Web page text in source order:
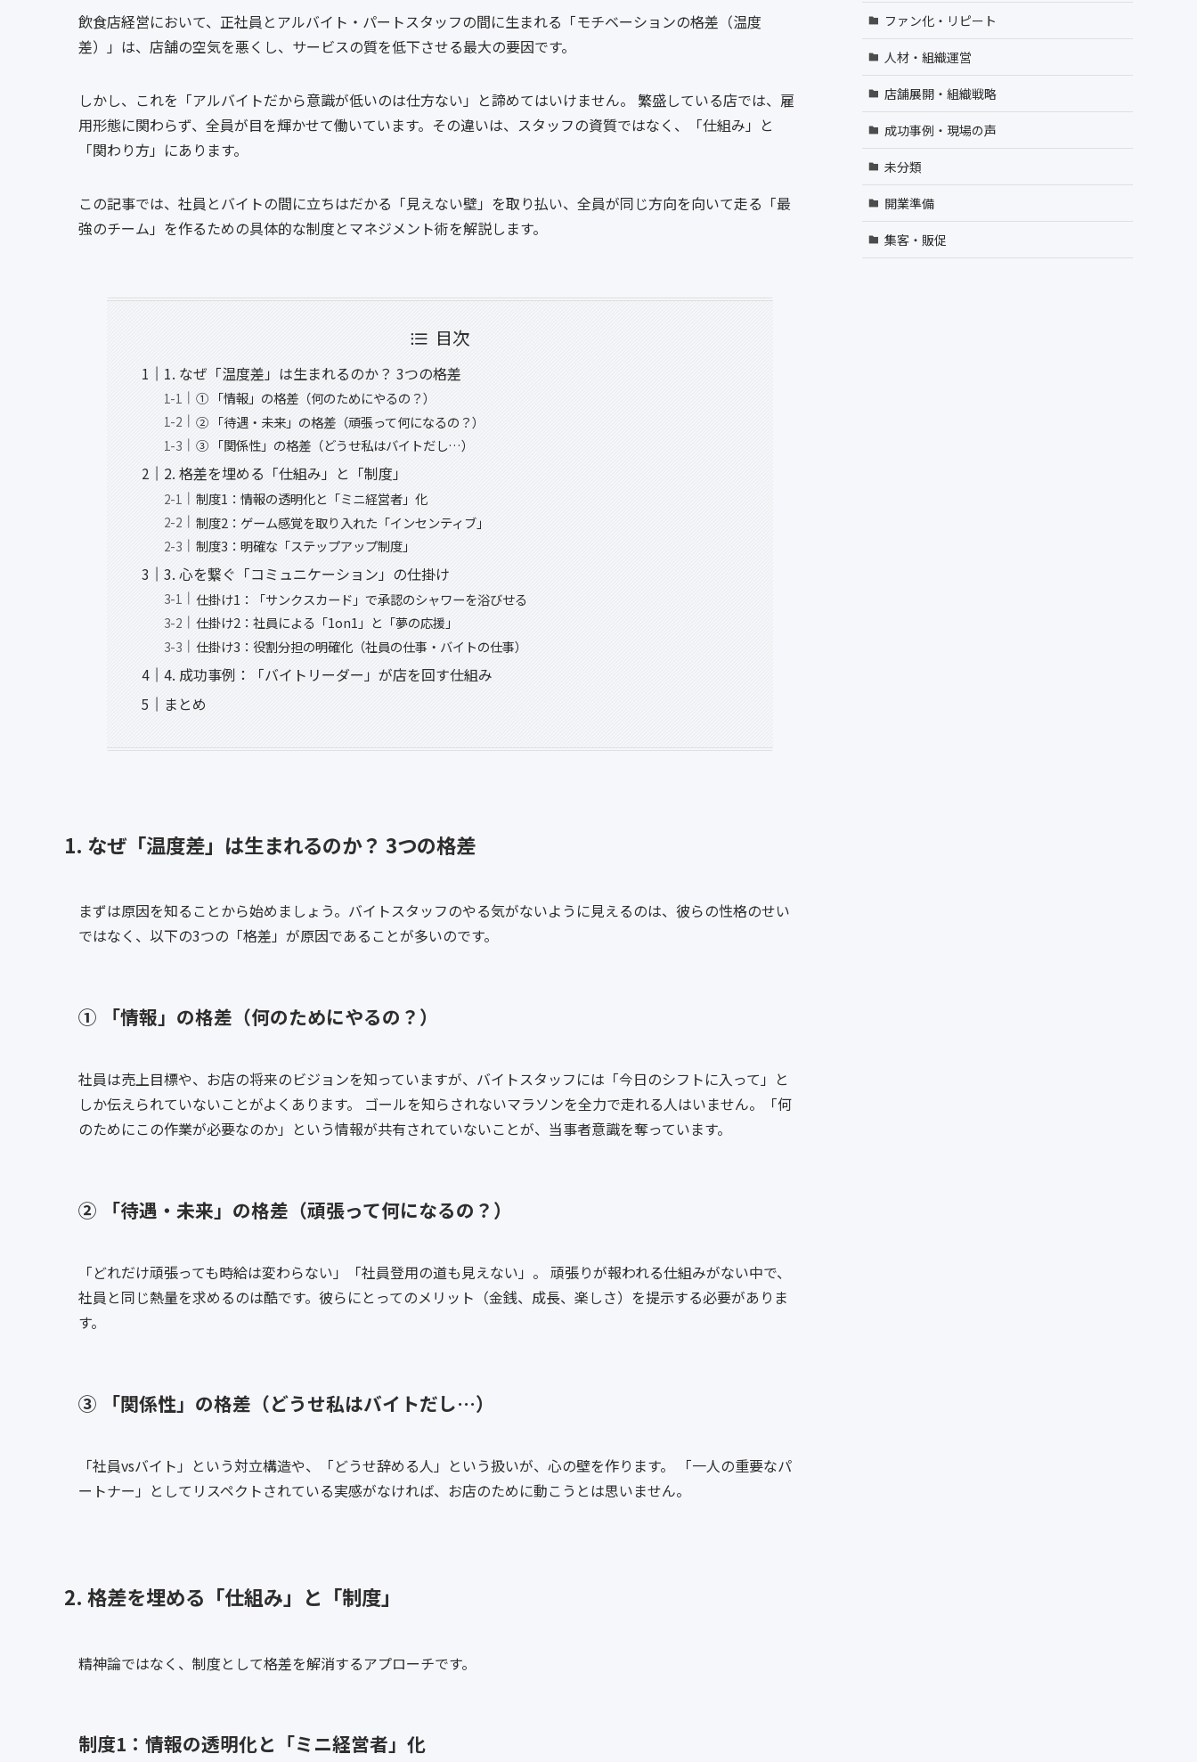
飲食店経営において、正社員とアルバイト・パートスタッフの間に生まれる「モチベーションの格差（温度
差）」は、店舗の空気を悪くし、サービスの質を低下させる最大の要因です。
しかし、これを「アルバイトだから意識が低いのは仕方ない」と諦めてはいけません。 繁盛している店では、雇
用形態に関わらず、全員が目を輝かせて働いています。その違いは、スタッフの資質ではなく、「仕組み」と
「関わり方」にあります。
この記事では、社員とバイトの間に立ちはだかる「見えない壁」を取り払い、全員が同じ方向を向いて走る「最
強のチーム」を作るための具体的な制度とマネジメント術を解説します。
目次
1. なぜ「温度差」は生まれるのか？ 3つの格差
① 「情報」の格差（何のためにやるの？）
② 「待遇・未来」の格差（頑張って何になるの？）
③ 「関係性」の格差（どうせ私はバイトだし…）
2. 格差を埋める「仕組み」と「制度」
制度1：情報の透明化と「ミニ経営者」化
制度2：ゲーム感覚を取り入れた「インセンティブ」
制度3：明確な「ステップアップ制度」
3. 心を繋ぐ「コミュニケーション」の仕掛け
仕掛け1：「サンクスカード」で承認のシャワーを浴びせる
仕掛け2：社員による「1on1」と「夢の応援」
仕掛け3：役割分担の明確化（社員の仕事・バイトの仕事）
4. 成功事例：「バイトリーダー」が店を回す仕組み
まとめ
1. なぜ「温度差」は生まれるのか？ 3つの格差
まずは原因を知ることから始めましょう。バイトスタッフのやる気がないように見えるのは、彼らの性格のせい
ではなく、以下の3つの「格差」が原因であることが多いのです。
① 「情報」の格差（何のためにやるの？）
社員は売上目標や、お店の将来のビジョンを知っていますが、バイトスタッフには「今日のシフトに入って」と
しか伝えられていないことがよくあります。 ゴールを知らされないマラソンを全力で走れる人はいません。「何
のためにこの作業が必要なのか」という情報が共有されていないことが、当事者意識を奪っています。
② 「待遇・未来」の格差（頑張って何になるの？）
「どれだけ頑張っても時給は変わらない」「社員登用の道も見えない」。 頑張りが報われる仕組みがない中で、
社員と同じ熱量を求めるのは酷です。彼らにとってのメリット（金銭、成長、楽しさ）を提示する必要がありま
す。
③ 「関係性」の格差（どうせ私はバイトだし…）
「社員vsバイト」という対立構造や、「どうせ辞める人」という扱いが、心の壁を作ります。 「一人の重要なパ
ートナー」としてリスペクトされている実感がなければ、お店のために動こうとは思いません。
2. 格差を埋める「仕組み」と「制度」
精神論ではなく、制度として格差を解消するアプローチです。
制度1：情報の透明化と「ミニ経営者」化
ファン化・リピート
人材・組織運営
店舗展開・組織戦略
成功事例・現場の声
未分類
開業準備
集客・販促